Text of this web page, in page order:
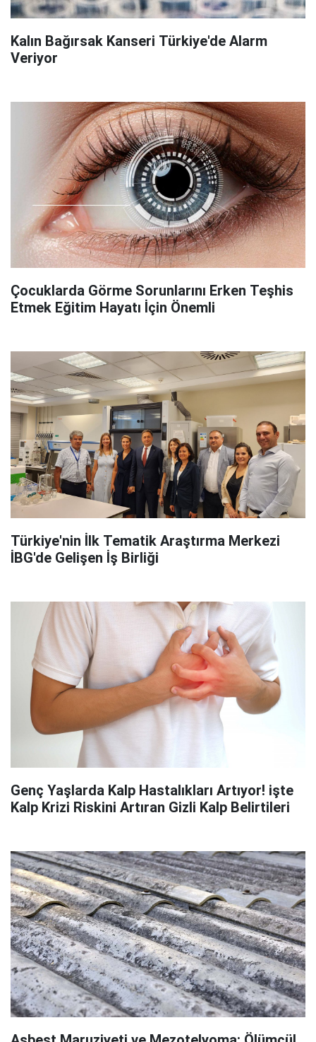
Kalın Bağırsak Kanseri Türkiye'de Alarm
Veriyor
Çocuklarda Görme Sorunlarını Erken Teşhis
Etmek Eğitim Hayatı İçin Önemli
Türkiye'nin İlk Tematik Araştırma Merkezi
İBG'de Gelişen İş Birliği
Genç Yaşlarda Kalp Hastalıkları Artıyor! işte
Kalp Krizi Riskini Artıran Gizli Kalp Belirtileri